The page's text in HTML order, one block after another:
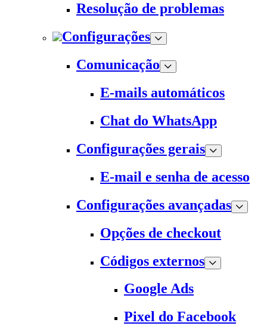
Resolução de problemas
Configurações
Comunicação
E-mails automáticos
Chat do WhatsApp
Configurações gerais
E-mail e senha de acesso
Configurações avançadas
Opções de checkout
Códigos externos
Google Ads
Pixel do Facebook